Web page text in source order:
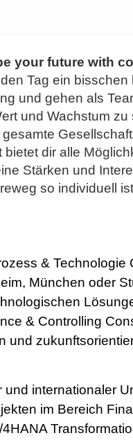
your future with
Tag ein
und gehen als
und Wachstum
bietet dir alle
Stärken und
so individuell
&
München oder
& Controlling
und
und internationaler
im Bereich